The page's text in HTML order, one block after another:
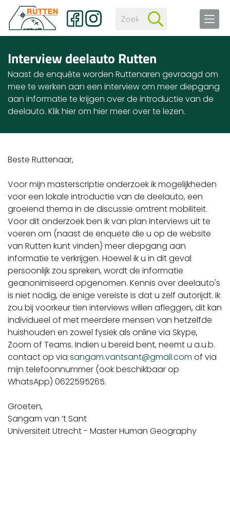
Interview deelauto Rutten
Naast de enquête worden Ruttenaren gevraagd om
mee te werken aan een interview om meer diepgang
aan informatie te krijgen over de introductie van de
deelauto. Klik hier om hier meer over te lezen.
Beste Ruttenaar,
Voor mijn masterscriptie onderzoek ik mogelijkheden
voor een lokale introductie van de deelauto, een
groeiend thema in de discussie omtrent mobiliteit.
Voor dit onderzoek ben ik van plan interviews uit te
voeren om (naast de enquete die u op de website
van Rutten kunt vinden) meer diepgang aan
informatie te verkrijgen. Hoewel ik u in dit geval
persoonlijk zou spreken, wordt de informatie
geanonimiseerd opgenomen. Kennis over deelauto's
is niet nodig, de enige vereiste is dat u zelf autorijdt. Ik
zou bij voorkeur tien interviews willen afleggen, dit kan
individueel of met meerdere mensen van hetzelfde
huishouden en zowel fysiek als online via Skype,
Zoom of Teams. Indien u bereid bent, neemt u a.u.b.
contact op via sangam.vantsant@gmail.com of via
mijn telefoonnummer (ook beschikbaar op
WhatsApp) 0622595265.
Groeten,
Sangam van ’t Sant
Universiteit Utrecht - Master Human Geography